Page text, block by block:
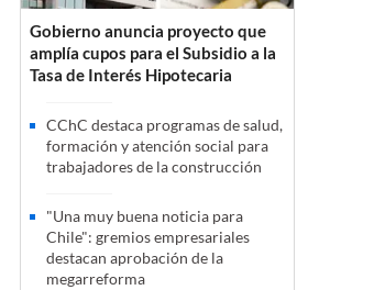
Gobierno anuncia proyecto que
amplía cupos para el Subsidio a la
Tasa de Interés Hipotecaria
CChC destaca programas de salud,
formación y atención social para
trabajadores de la construcción
"Una muy buena noticia para
Chile": gremios empresariales
destacan aprobación de la
megarreforma